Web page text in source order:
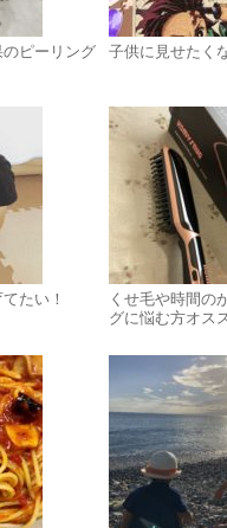
ピーリング
子供に見せたく
たい！
くせ毛や時間の
グに悩む方オス